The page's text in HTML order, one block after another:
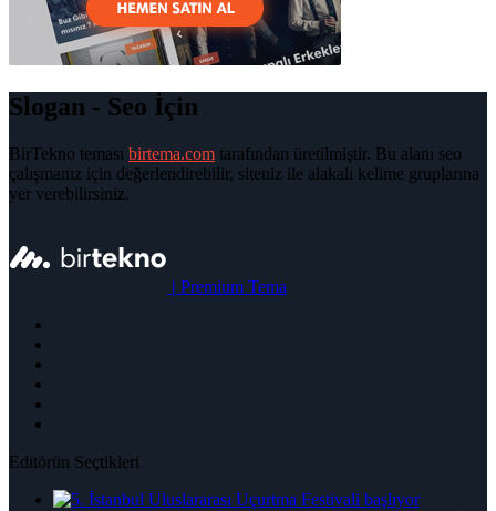
Slogan - Seo İçin
BirTekno teması birtema.com tarafından üretilmiştir. Bu alanı seo
çalışmanız için değerlendirebilir, siteniz ile alakalı kelime gruplarına
yer verebilirsiniz.
| Premium Tema
Editörün Seçtikleri